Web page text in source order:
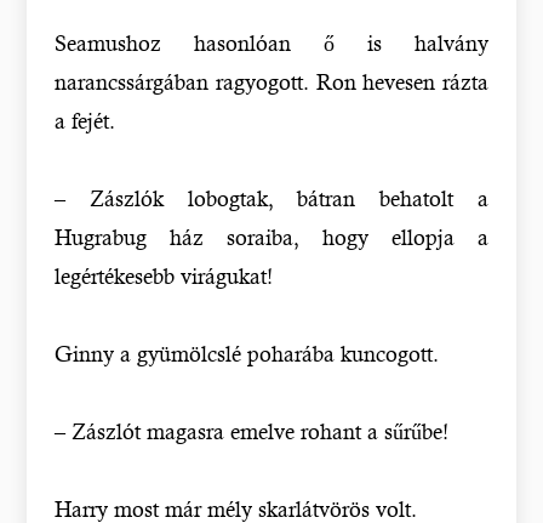
Seamushoz hasonlóan ő is halvány
narancssárgában ragyogott. Ron hevesen rázta
a fejét.
– Zászlók lobogtak, bátran behatolt a
Hugrabug ház soraiba, hogy ellopja a
legértékesebb virágukat!
Ginny a gyümölcslé poharába kuncogott.
– Zászlót magasra emelve rohant a sűrűbe!
Harry most már mély skarlátvörös volt.